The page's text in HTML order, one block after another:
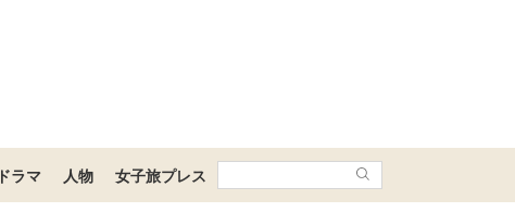
ドラマ 人物 女子旅プレス